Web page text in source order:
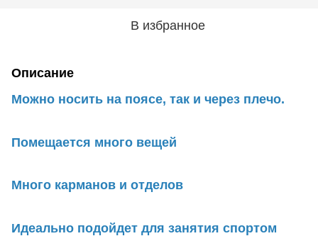
В избранное
Описание
Можно носить на поясе, так и через плечо.
Помещается много вещей
Много карманов и отделов
Идеально подойдет для занятия спортом